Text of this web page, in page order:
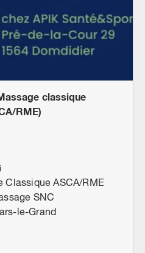
classique
RME)
Classique ASCA/RME
SNC
le-Grand